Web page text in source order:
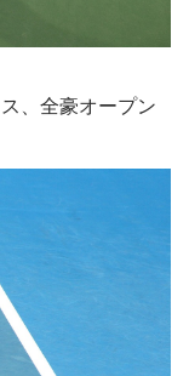
、全豪オープン